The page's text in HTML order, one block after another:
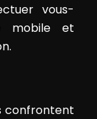
vous-
mobile et
confrontent